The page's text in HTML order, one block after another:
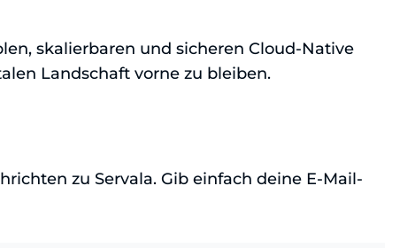
skalierbaren und sicheren Cloud-Native
Landschaft vorne zu bleiben.
zu Servala. Gib einfach deine E-Mail-